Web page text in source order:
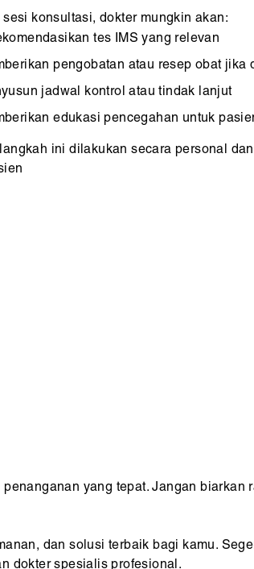
konsultasi, dokter mungkin akan:
tes IMS yang relevan
pengobatan atau resep obat jika
jadwal kontrol atau tindak lanjut
edukasi pencegahan untuk
ini dilakukan secara personal
yang tepat. Jangan biarkan
dan solusi terbaik bagi kamu.
dokter spesialis profesional.